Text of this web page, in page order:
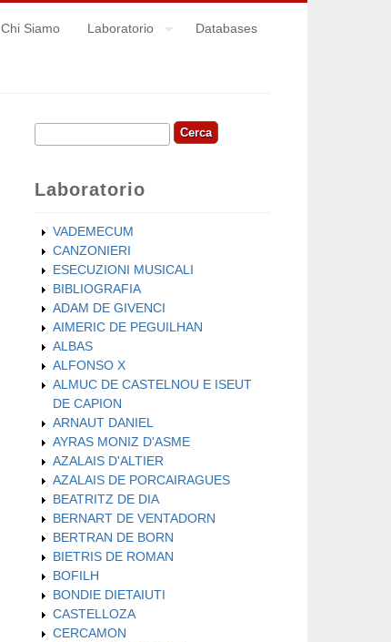
Chi Siamo Laboratorio Databases
Form di ricerca
Cerca
Laboratorio
VADEMECUM
CANZONIERI
ESECUZIONI MUSICALI
BIBLIOGRAFIA
ADAM DE GIVENCI
AIMERIC DE PEGUILHAN
ALBAS
ALFONSO X
ALMUC DE CASTELNOU E ISEUT
DE CAPION
ARNAUT DANIEL
AYRAS MONIZ D'ASME
AZALAIS D'ALTIER
AZALAIS DE PORCAIRAGUES
BEATRITZ DE DIA
BERNART DE VENTADORN
BERTRAN DE BORN
BIETRIS DE ROMAN
BOFILH
BONDIE DIETAIUTI
CASTELLOZA
CERCAMON